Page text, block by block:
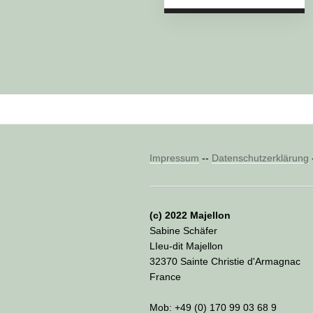
Impressum -- Datenschutzerklärung
(c) 2022 Majellon
Sabine Schäfer
LIeu-dit Majellon
32370 Sainte Christie d'Armagnac
France
Mob: +49 (0) 170 99 03 68 9